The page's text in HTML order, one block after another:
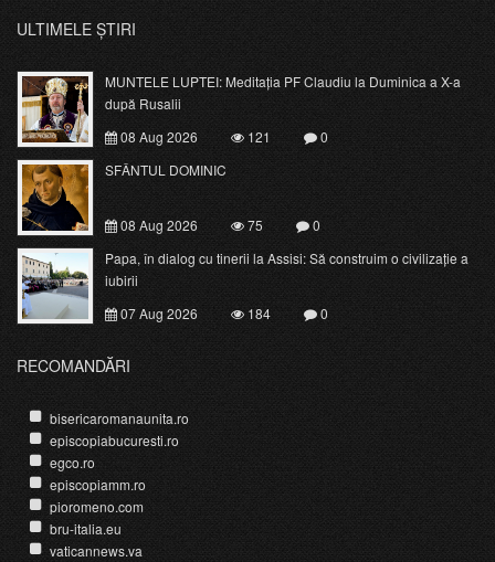
ULTIMELE ȘTIRI
MUNTELE LUPTEI: Meditația PF Claudiu la Duminica a X-a
după Rusalii
08 Aug 2026
121
0
SFÂNTUL DOMINIC
08 Aug 2026 75
0
Papa, în dialog cu tinerii la Assisi: Să construim o civilizație a
iubirii
07 Aug 2026
184 0
RECOMANDĂRI
bisericaromanaunita.ro
episcopiabucuresti.ro
egco.ro
episcopiamm.ro
pioromeno.com
bru-italia.eu
vaticannews.va